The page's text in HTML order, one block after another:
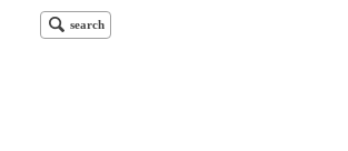
search